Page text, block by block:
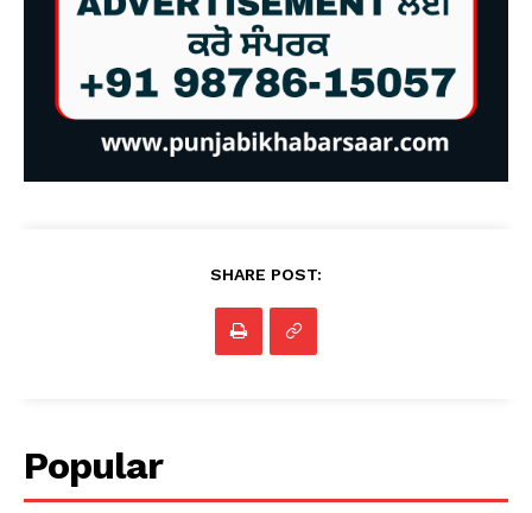
SHARE POST:
Popular